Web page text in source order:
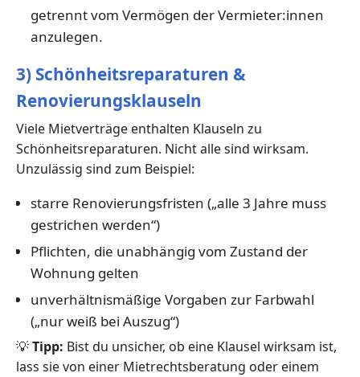
getrennt vom Vermögen der Vermieter:innen
anzulegen.
3) Schönheitsreparaturen &
Renovierungsklauseln
Viele Mietverträge enthalten Klauseln zu
Schönheitsreparaturen. Nicht alle sind wirksam.
Unzulässig sind zum Beispiel:
starre Renovierungsfristen („alle 3 Jahre muss
gestrichen werden“)
Pflichten, die unabhängig vom Zustand der
Wohnung gelten
unverhältnismäßige Vorgaben zur Farbwahl
(„nur weiß bei Auszug“)
💡Tipp: Bist du unsicher, ob eine Klausel wirksam ist,
lass sie von einer Mietrechtsberatung oder einem